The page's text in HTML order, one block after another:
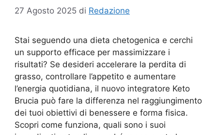
27 Agosto 2025 di Redazione
Stai seguendo una dieta chetogenica e cerchi
un supporto efficace per massimizzare i
risultati? Se desideri accelerare la perdita di
grasso, controllare l’appetito e aumentare
l’energia quotidiana, il nuovo integratore Keto
Brucia può fare la differenza nel raggiungimento
dei tuoi obiettivi di benessere e forma fisica.
Scopri come funziona, quali sono i suoi